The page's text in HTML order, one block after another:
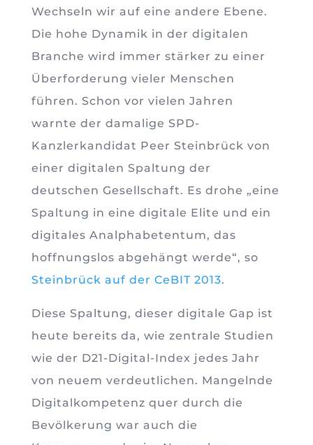
Wechseln wir auf eine andere Ebene.
Die hohe Dynamik in der digitalen
Branche wird immer stärker zu einer
Überforderung vieler Menschen
führen. Schon vor vielen Jahren
warnte der damalige SPD-
Kanzlerkandidat Peer Steinbrück von
einer digitalen Spaltung der
deutschen Gesellschaft. Es drohe „eine
Spaltung in eine digitale Elite und ein
digitales Analphabetentum, das
hoffnungslos abgehängt werde“, so
Steinbrück auf der CeBIT 2013.
Diese Spaltung, dieser digitale Gap ist
heute bereits da, wie zentrale Studien
wie der D21-Digital-Index jedes Jahr
von neuem verdeutlichen. Mangelnde
Digitalkompetenz quer durch die
Bevölkerung war auch die